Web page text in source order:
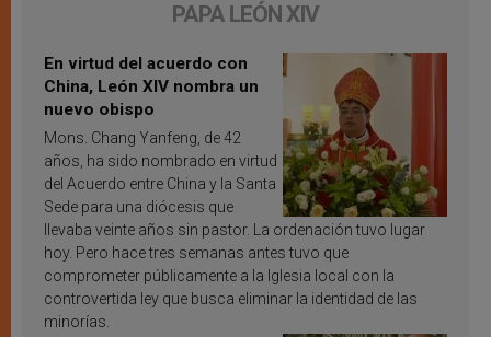
PAPA LEÓN XIV
En virtud del acuerdo con
China, León XIV nombra un
nuevo obispo
Mons. Chang Yanfeng, de 42
años, ha sido nombrado en virtud
del Acuerdo entre China y la Santa
Sede para una diócesis que
llevaba veinte años sin pastor. La ordenación tuvo lugar
hoy. Pero hace tres semanas antes tuvo que
comprometer públicamente a la Iglesia local con la
controvertida ley que busca eliminar la identidad de las
minorías.